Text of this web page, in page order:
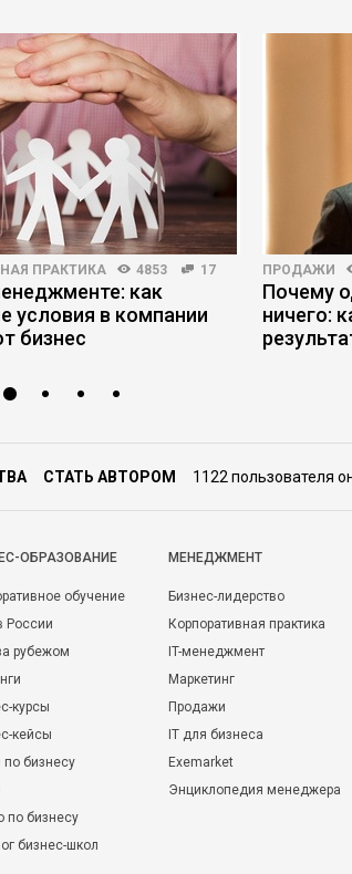
ПРАКТИКА 4853 17
как
условия в компании
бизнес
ПРОДАЖИ
Почему
ничего:
СТАТЬ АВТОРОМ 1122 пользователя
ОБРАЗОВАНИЕ
обучение
России
рубежом
курсы
кейсы
по бизнесу
по бизнесу
бизнес-школ
МЕНЕДЖМЕНТ
Бизнес-лидерство
Корпоративная практика
IT-менеджмент
Маркетинг
Продажи
IT для бизнеса
Exemarket
Энциклопедия менеджера